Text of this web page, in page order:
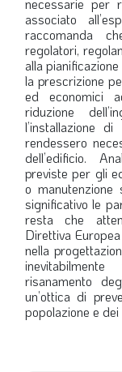
necessarie per
associato
raccomanda
regolatori,
alla
la prescrizione
ed economici
riduzione
l’installazione
rendessero
dell’edificio.
previste per gli
o manutenzione
significativo le
resta che
Direttiva
nella
risanamento
un’ottica di
popolazione e